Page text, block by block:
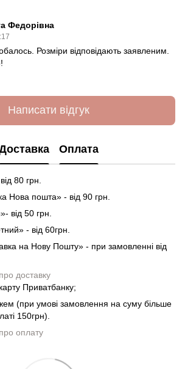
Федорівна
Розміри відповідають заявленим.
Написати відгук
Оплата
80 грн.
Нова пошта» - від 90 грн.
від 50 грн.
- від 60грн.
на Нову Пошту» - при замовленні від
доставку
Приватбанку;
(при умові замовлення на суму більше
150грн).
оплату